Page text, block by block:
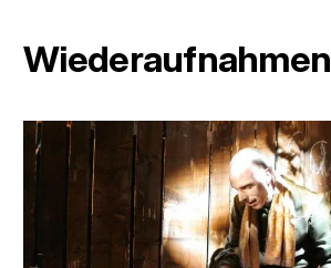
Wiederaufnahmen